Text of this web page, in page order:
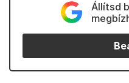
Állítsd